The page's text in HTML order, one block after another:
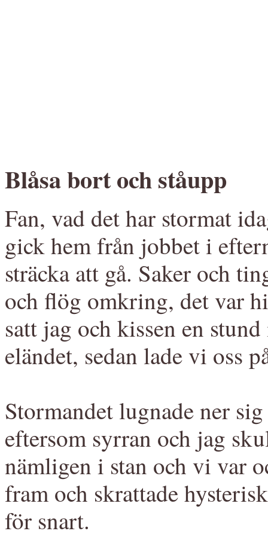
Blåsa bort och ståupp
Fan, vad det har stormat
gick hem från jobbet i
sträcka att gå. Saker och
och flög omkring, det var
satt jag och kissen en
eländet, sedan lade vi oss
Stormandet lugnade ner
eftersom syrran och jag
nämligen i stan och vi var
fram och skrattade
för snart.